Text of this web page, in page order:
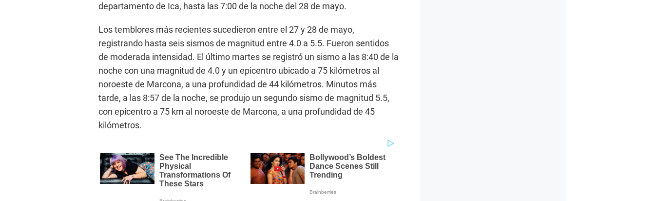
departamento de Ica, hasta las 7:00 de la noche del 28 de mayo.
Los temblores más recientes sucedieron entre el 27 y 28 de mayo,
registrando hasta seis sismos de magnitud entre 4.0 a 5.5. Fueron sentidos
de moderada intensidad. El último martes se registró un sismo a las 8:40 de la
noche con una magnitud de 4.0 y un epicentro ubicado a 75 kilómetros al
noroeste de Marcona, a una profundidad de 44 kilómetros. Minutos más
tarde, a las 8:57 de la noche, se produjo un segundo sismo de magnitud 5.5,
con epicentro a 75 km al noroeste de Marcona, a una profundidad de 45
kilómetros.